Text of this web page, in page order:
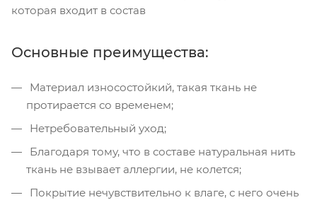
которая входит в состав
Основные преимущества:
Материал износостойкий, такая ткань не
протирается со временем;
Нетребовательный уход;
Благодаря тому, что в составе натуральная нить
ткань не взывает аллергии, не колется;
Покрытие нечувствительно к влаге, с него очень